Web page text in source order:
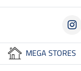
MEGA STORES